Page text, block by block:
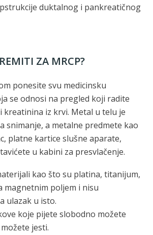
duktalnog i pankreatičnog
ZA MRCP?
ponesite svu medicinsku
se odnosi na pregled koji radite
kreatinina iz krvi. Metal u telu je
snimanje, a metalne predmete kao
platne kartice slušne aparate,
u kabini za presvlačenje.
kao što su platina, titanijum,
magnetnim poljem i nisu
ulazak u isto.
koje pijete slobodno možete
jesti.